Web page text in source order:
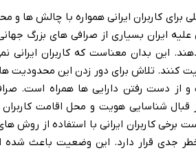
برای کاربران ایرانی همواره با چالش
علیه ایران بسیاری از صرافی های بزرگ
این بدان معناست که کاربران ایرانی
دست رفتن دارایی ها همراه است.
شناسایی هویت و محل اقامت کاربران
برخی کاربران ایرانی با استفاده از
جدی قرار دارد. این وضعیت باعث شده